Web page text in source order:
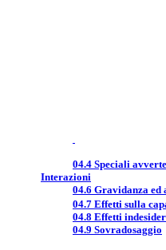
04.4 Speciali
Interazioni
04.6 Gravidanza ed
04.7 Effetti sulla
04.8 Effetti
04.9 Sovradosaggio